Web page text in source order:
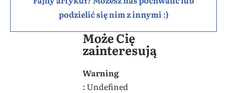
podzielić się nim z innymi :)
Może Cię
zainteresują
Warning
: Undefined